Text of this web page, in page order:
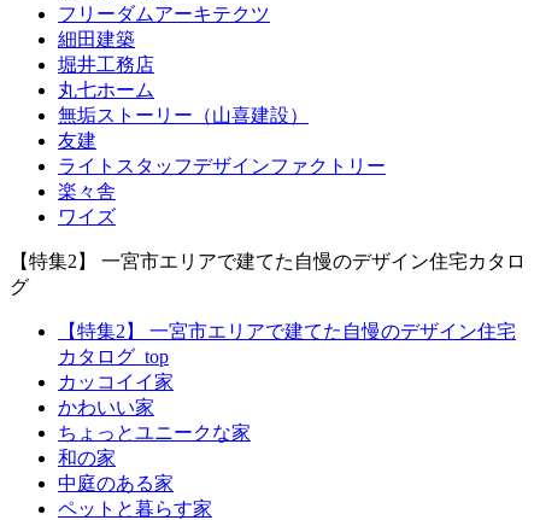
フリーダムアーキテクツ
細田建築
堀井工務店
丸七ホーム
無垢ストーリー（山喜建設）
友建
ライトスタッフデザインファクトリー
楽々舎
ワイズ
【特集2】 一宮市エリアで建てた自慢のデザイン住宅カタロ
グ
【特集2】 一宮市エリアで建てた自慢のデザイン住宅
カタログ_top
カッコイイ家
かわいい家
ちょっとユニークな家
和の家
中庭のある家
ペットと暮らす家